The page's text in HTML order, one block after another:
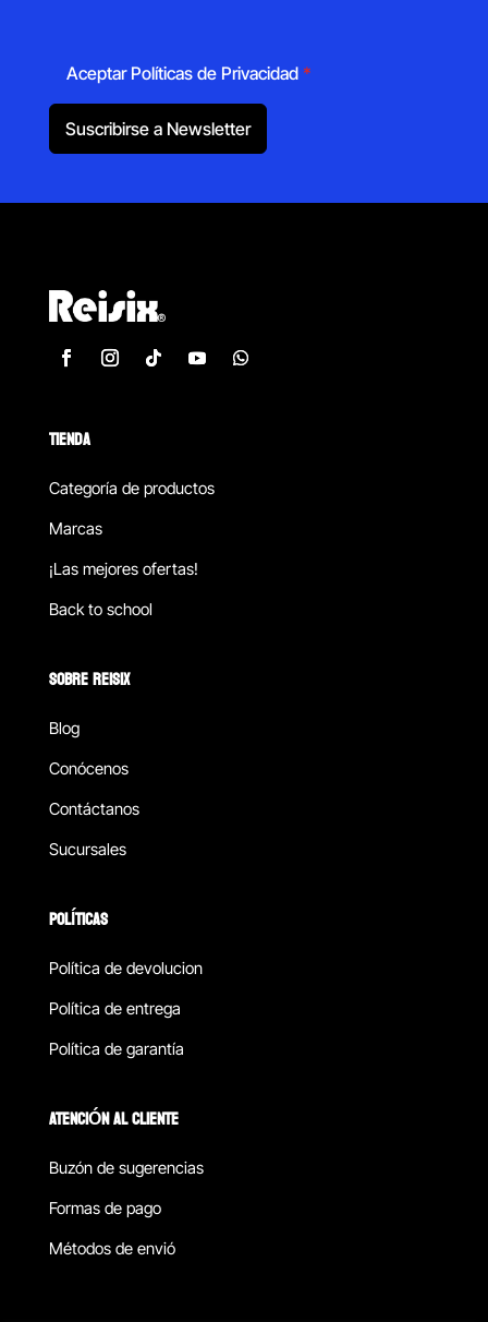
Aceptar Políticas de Privacidad *
Suscribirse a Newsletter
TIENDA
Categoría de productos
Marcas
¡Las mejores ofertas!
Back to school
SOBRE REISIX
Blog
Conócenos
Contáctanos
Sucursales
POLÍTICAS
Política de devolucion
Política de entrega
Política de garantía
ATENCIÓN AL CLIENTE
Buzón de sugerencias
Formas de pago
Métodos de envió